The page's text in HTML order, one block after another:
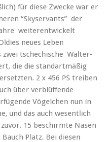
für diese Zwecke war er
“Skyservants” der
weiterentwickelt
neues Leben
zwei tschechische Walter-
die die standartmäßig
2 x 456 PS treiben
über verblüffende
Vögelchen nun in
und das auch wesentlich
15 beschirmte Nasen
Platz. Bei diesen